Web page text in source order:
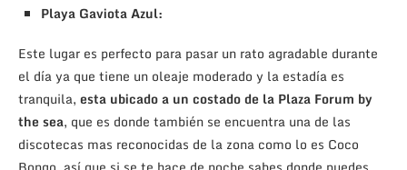
Playa Gaviota Azul:
Este lugar es perfecto para pasar un rato agradable durante
el día ya que tiene un oleaje moderado y la estadía es
tranquila, esta ubicado a un costado de la Plaza Forum by
the sea, que es donde también se encuentra una de las
discotecas mas reconocidas de la zona como lo es Coco